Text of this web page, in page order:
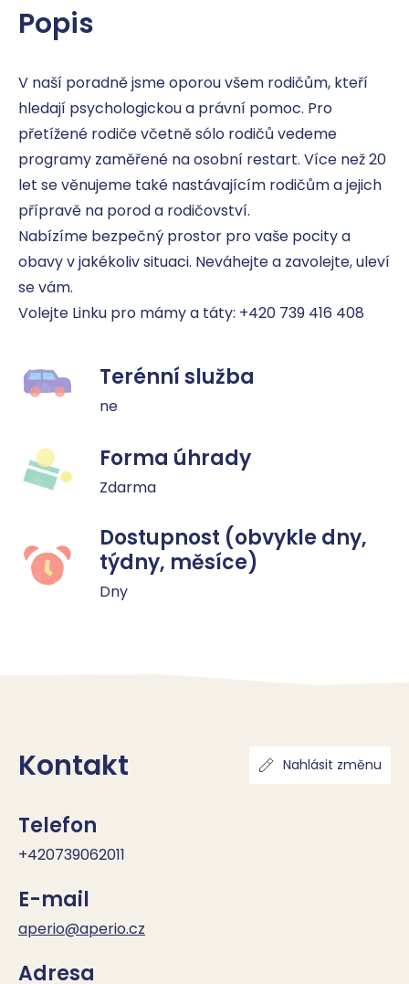
Popis
V naší poradně jsme oporou všem rodičům, kteří
hledají psychologickou a právní pomoc. Pro
přetížené rodiče včetně sólo rodičů vedeme
programy zaměřené na osobní restart. Více než 20
let se věnujeme také nastávajícím rodičům a jejich
přípravě na porod a rodičovství.
Nabízíme bezpečný prostor pro vaše pocity a
obavy v jakékoliv situaci. Neváhejte a zavolejte, uleví
se vám.
Volejte Linku pro mámy a táty: +420 739 416 408
Terénní služba
ne
Forma úhrady
Zdarma
Dostupnost (obvykle dny,
týdny, měsíce)
Dny
Kontakt Nahlásit změnu
Telefon
+420739062011
E-mail
aperio@aperio.cz
Adresa